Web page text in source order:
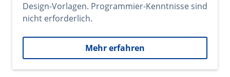
Design-Vorlagen. Programmier-Kenntnisse sind
nicht erforderlich.
Mehr erfahren